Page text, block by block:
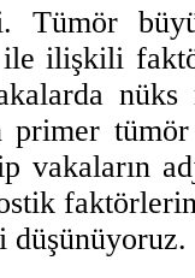
Tümör
ilişkili
primer
vakaların
düşünüyoruz.